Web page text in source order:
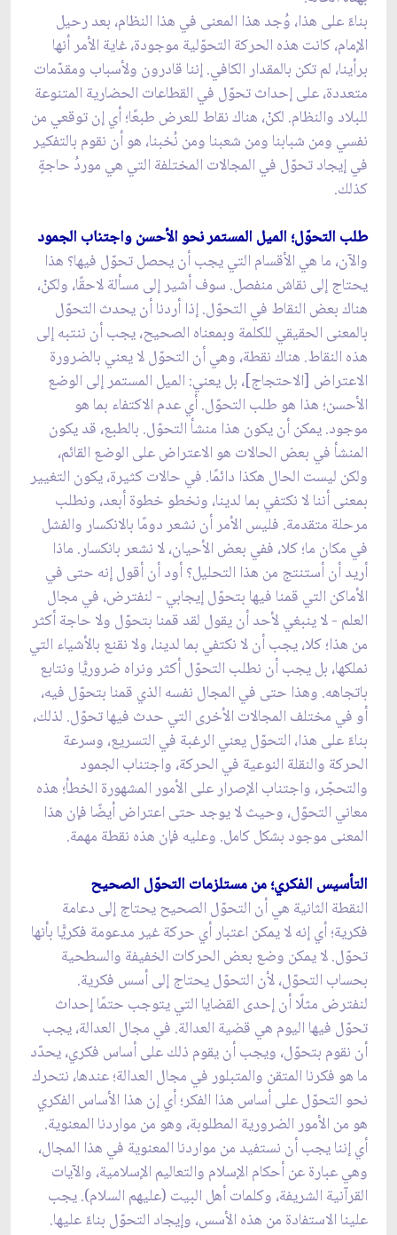
بناءً على هذا، وُجد هذا المعنى في هذا النظام، بعد رحيل
الإمام، كانت هذه الحركة التحوّلية موجودة، غاية الأمر أنها
برأينا، لم تكن بالمقدار الكافي. إننا قادرون ولأسباب ومقدّمات
متعددة، على إحداث تحوّل في القطاعات الحضارية المتنوعة
للبلاد والنظام. لكنْ، هناك نقاط للعرض طبعًا؛ أي إن توقعي من
نفسي ومن شبابنا ومن شعبنا ومن نُخبنا، هو أن نقوم بالتفكير
في إيجاد تحوّل في المجالات المختلفة التي هي موردُ حاجةٍ
كذلك.
طلب التحوّل؛ الميل المستمر نحو الأحسن واجتناب الجمود
والآن، ما هي الأقسام التي يجب أن يحصل تحوّل فيها؟ هذا
يحتاج إلى نقاش منفصل. سوف أشير إلى مسألة لاحقًا، ولكنْ،
هناك بعض النقاط في التحوّل. إذا أردنا أن يحدث التحوّل
بالمعنى الحقيقي للكلمة وبمعناه الصحيح، يجب أن ننتبه إلى
هذه النقاط. هناك نقطة، وهي أن التحوّل لا يعني بالضرورة
الاعتراض [الاحتجاج]، بل يعني: الميل المستمر إلى الوضع
الأحسن؛ هذا هو طلب التحوّل. أي عدم الاكتفاء بما هو
موجود. يمكن أن يكون هذا منشأ التحوّل. بالطبع، قد يكون
المنشأ في بعض الحالات هو الاعتراض على الوضع القائم،
ولكن ليست الحال هكذا دائمًا. في حالات كثيرة، يكون التغيير
بمعنى أننا لا نكتفي بما لدينا، ونخطو خطوة أبعد، ونطلب
مرحلة متقدمة. فليس الأمر أن نشعر دومًا بالانكسار والفشل
في مكان ما؛ كلا، ففي بعض الأحيان، لا نشعر بانكسار. ماذا
أريد أن أستنتج من هذا التحليل؟ أود أن أقول إنه حتى في
الأماكن التي قمنا فيها بتحوّل إيجابي - لنفترض، في مجال
العلم - لا ينبغي لأحد أن يقول لقد قمنا بتحوّل ولا حاجة أكثر
من هذا؛ كلا، يجب أن لا نكتفي بما لدينا، ولا نقنع بالأشياء التي
نملكها، بل يجب أن نطلب التحوّل أكثر ونراه ضروريًّا ونتابع
باتجاهه. وهذا حتى في المجال نفسه الذي قمنا بتحوّل فيه،
أو في مختلف المجالات الأخرى التي حدث فيها تحوّل. لذلك،
بناءً على هذا، التحوّل يعني الرغبة في التسريع، وسرعة
الحركة والنقلة النوعية في الحركة، واجتناب الجمود
والتحجّر، واجتناب الإصرار على الأمور المشهورة الخطأ؛ هذه
معاني التحوّل، وحيث لا يوجد حتى اعتراض أيضًا فإن هذا
المعنى موجود بشكل كامل. وعليه فإن هذه نقطة مهمة.
التأسيس الفكري؛ من مستلزمات التحوّل الصحيح
النقطة الثانية هي أن التحوّل الصحيح يحتاج إلى دعامة
فكرية؛ أي إنه لا يمكن اعتبار أي حركة غير مدعومة فكريًّا بأنها
تحوّل. لا يمكن وضع بعض الحركات الخفيفة والسطحية
بحساب التحوّل، لأن التحوّل يحتاج إلى أسس فكرية.
لنفترض مثلًا أن إحدى القضايا التي يتوجب حتمًا إحداث
تحوّل فيها اليوم هي قضية العدالة. في مجال العدالة، يجب
أن نقوم بتحوّل، ويجب أن يقوم ذلك على أساس فكري، يحدّد
ما هو فكرنا المتقن والمتبلور في مجال العدالة؛ عندها، نتحرك
نحو التحوّل على أساس هذا الفكر؛ أي إن هذا الأساس الفكري
هو من الأمور الضرورية المطلوبة، وهو من مواردنا المعنوية.
أي إننا يجب أن نستفيد من مواردنا المعنوية في هذا المجال،
وهي عبارة عن أحكام الإسلام والتعاليم الإسلامية، والآيات
القرآنية الشريفة، وكلمات أهل البيت (عليهم السلام). يجب
علينا الاستفادة من هذه الأسس، وإيجاد التحوّل بناءً عليها.